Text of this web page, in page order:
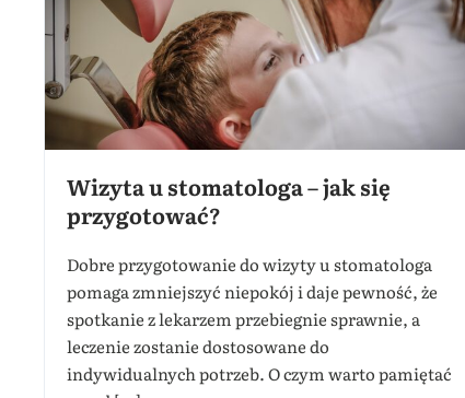
Wizyta u stomatologa – jak się
przygotować?
Dobre przygotowanie do wizyty u stomatologa
pomaga zmniejszyć niepokój i daje pewność, że
spotkanie z lekarzem przebiegnie sprawnie, a
leczenie zostanie dostosowane do
indywidualnych potrzeb. O czym warto pamiętać